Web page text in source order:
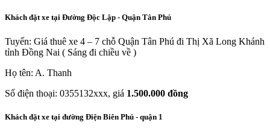
Khách đặt xe tại Đường Độc Lập - Quận Tân Phú
Tuyến: Giá thuê xe 4 – 7 chỗ Quận Tân Phú đi Thị Xã Long Khánh
tỉnh Đồng Nai ( Sáng đi chiều về )
Họ tên: A. Thanh
Số điện thoại: 0355132xxx, giá 1.500.000 đồng
Khách đặt xe tại đường Điện Biên Phủ - quận 1